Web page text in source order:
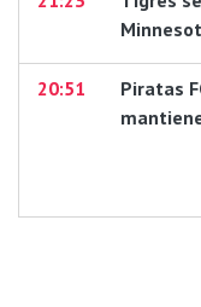
20:51
Piratas